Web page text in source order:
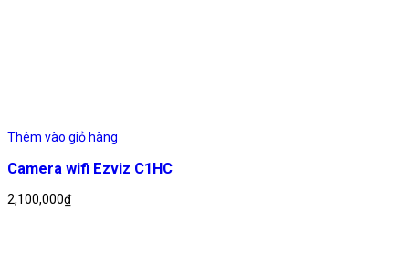
Thêm vào giỏ hàng
Camera wifi Ezviz C1HC
2,100,000₫